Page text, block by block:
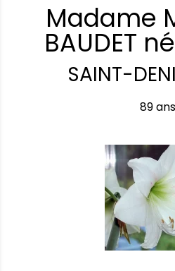
Madame
BAUDET
SAINT-
89 ans